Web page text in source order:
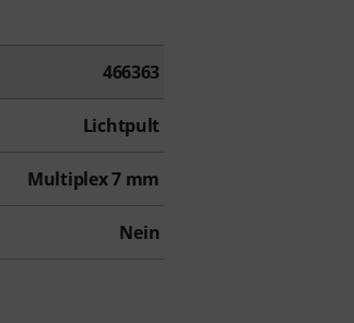
466363
Lichtpult
Multiplex 7 mm
Nein